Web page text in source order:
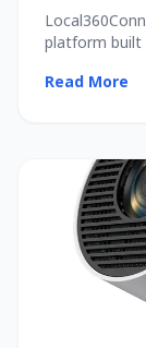
platform built
Read More